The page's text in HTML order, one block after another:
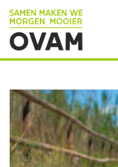
Skip to Main Content